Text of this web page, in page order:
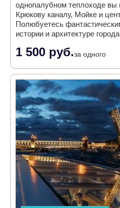
однопалубном теплоходе вы
Крюкову каналу, Мойке и
Полюбуетесь
истории и архитектуре
1 500 руб.за одного